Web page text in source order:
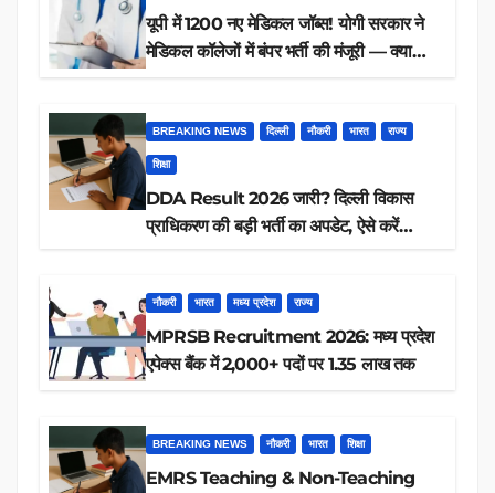
यूपी में 1200 नए मेडिकल जॉब्स! योगी सरकार ने
मेडिकल कॉलेजों में बंपर भर्ती की मंजूरी — क्या
BREAKING NEWS दिल्ली नौकरी भारत राज्य
शिक्षा
DDA Result 2026 जारी? दिल्ली विकास
प्राधिकरण की बड़ी भर्ती का अपडेट, ऐसे करें
नौकरी भारत मध्य प्रदेश राज्य
MPRSB Recruitment 2026: मध्य प्रदेश
एपेक्स बैंक में 2,000+ पदों पर 1.35 लाख तक
BREAKING NEWS नौकरी भारत शिक्षा
EMRS Teaching & Non-Teaching